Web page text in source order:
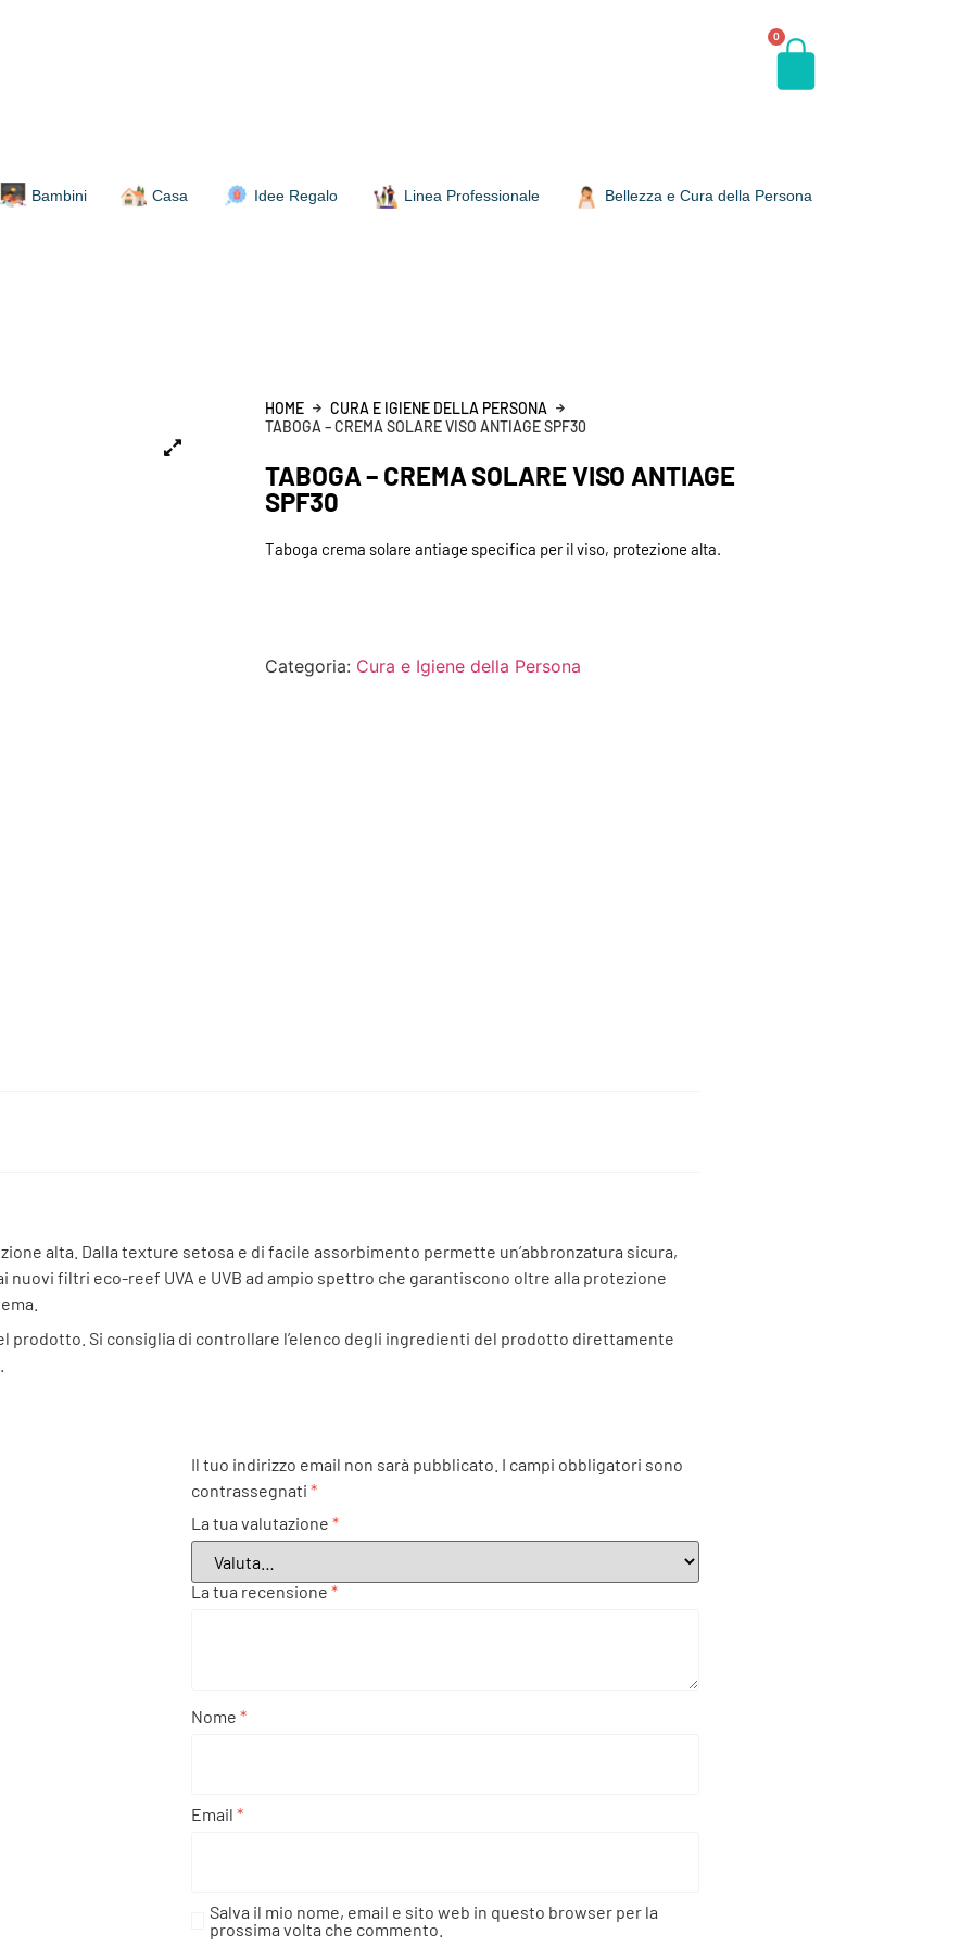
0
Bambini Casa Idee Regalo Linea Professionale Bellezza e Cura della Persona
HOME
CURA E IGIENE DELLA PERSONA
TABOGA – CREMA SOLARE VISO ANTIAGE SPF30
TABOGA – CREMA SOLARE VISO ANTIAGE
SPF30
Taboga crema solare antiage specifica per il viso, protezione alta.
Categoria: Cura e Igiene della Persona
alta. Dalla texture setosa e di facile assorbimento permette un’abbronzatura sicura,
filtri eco-reef UVA e UVB ad ampio spettro che garantiscono oltre alla protezione
Si consiglia di controllare l’elenco degli ingredienti del prodotto direttamente
Il tuo indirizzo email non sarà pubblicato. I campi obbligatori sono
contrassegnati *
La tua valutazione *
La tua recensione *
Nome *
Email *
Salva il mio nome, email e sito web in questo browser per la
prossima volta che commento.